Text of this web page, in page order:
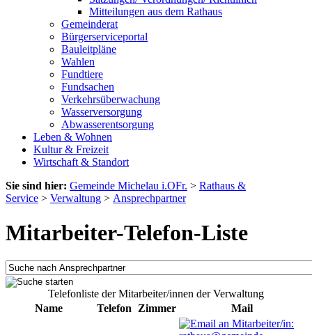
Mitteilungen aus dem Rathaus
Gemeinderat
Bürgerserviceportal
Bauleitpläne
Wahlen
Fundtiere
Fundsachen
Verkehrsüberwachung
Wasserversorgung
Abwasserentsorgung
Leben & Wohnen
Kultur & Freizeit
Wirtschaft & Standort
Sie sind hier: Gemeinde Michelau i.OFr. > Rathaus &
Service > Verwaltung > Ansprechpartner
Mitarbeiter-Telefon-Liste
Telefonliste der Mitarbeiter/innen der Verwaltung
Name
Telefon Zimmer Mail